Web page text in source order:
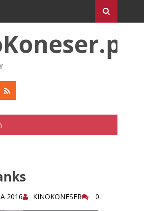
2016 KINOKONESER 0